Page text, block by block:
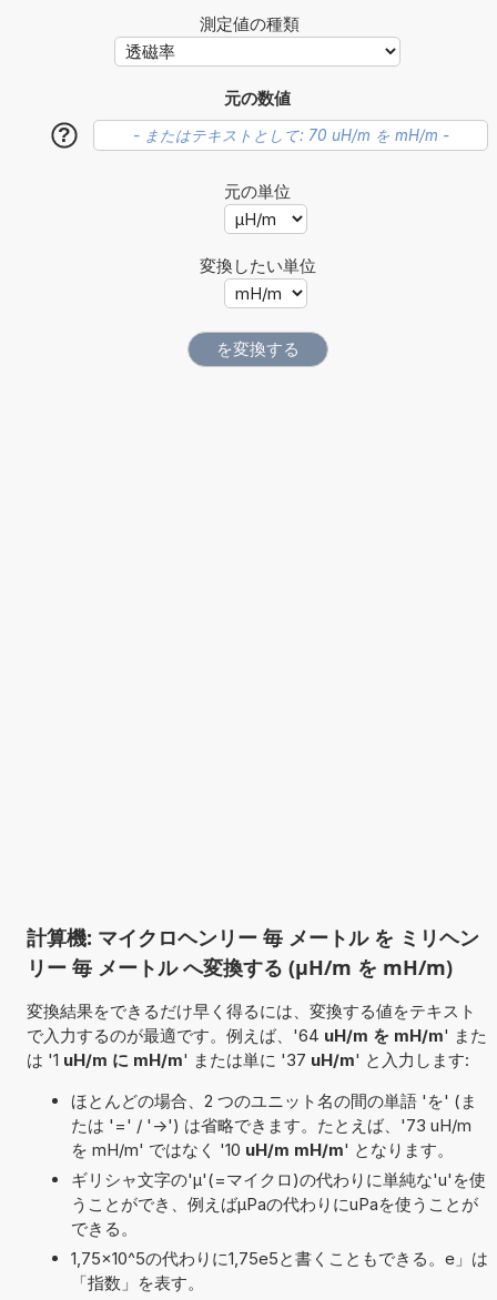
測定値の種類
元の数値
?
元の単位
変換したい単位
計算機: マイクロヘンリー 毎 メートル を ミリヘン
リー 毎 メートル へ変換する (µH/m を mH/m)
変換結果をできるだけ早く得るには、変換する値をテキスト
で入力するのが最適です。例えば、'64 uH/m を mH/m' また
は '1 uH/m に mH/m' または単に '37 uH/m' と入力します:
ほとんどの場合、2 つのユニット名の間の単語 'を' (ま
たは '=' / '->') は省略できます。たとえば、'73 uH/m
を mH/m' ではなく '10 uH/m mH/m' となります。
ギリシャ文字の'μ'(=マイクロ)の代わりに単純な'u'を使
うことができ、例えばµPaの代わりにuPaを使うことが
できる。
1,75×10^5の代わりに1,75e5と書くこともできる。e」は
「指数」を表す。